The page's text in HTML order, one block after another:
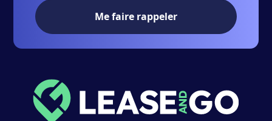
Votre numéro de téléphone :